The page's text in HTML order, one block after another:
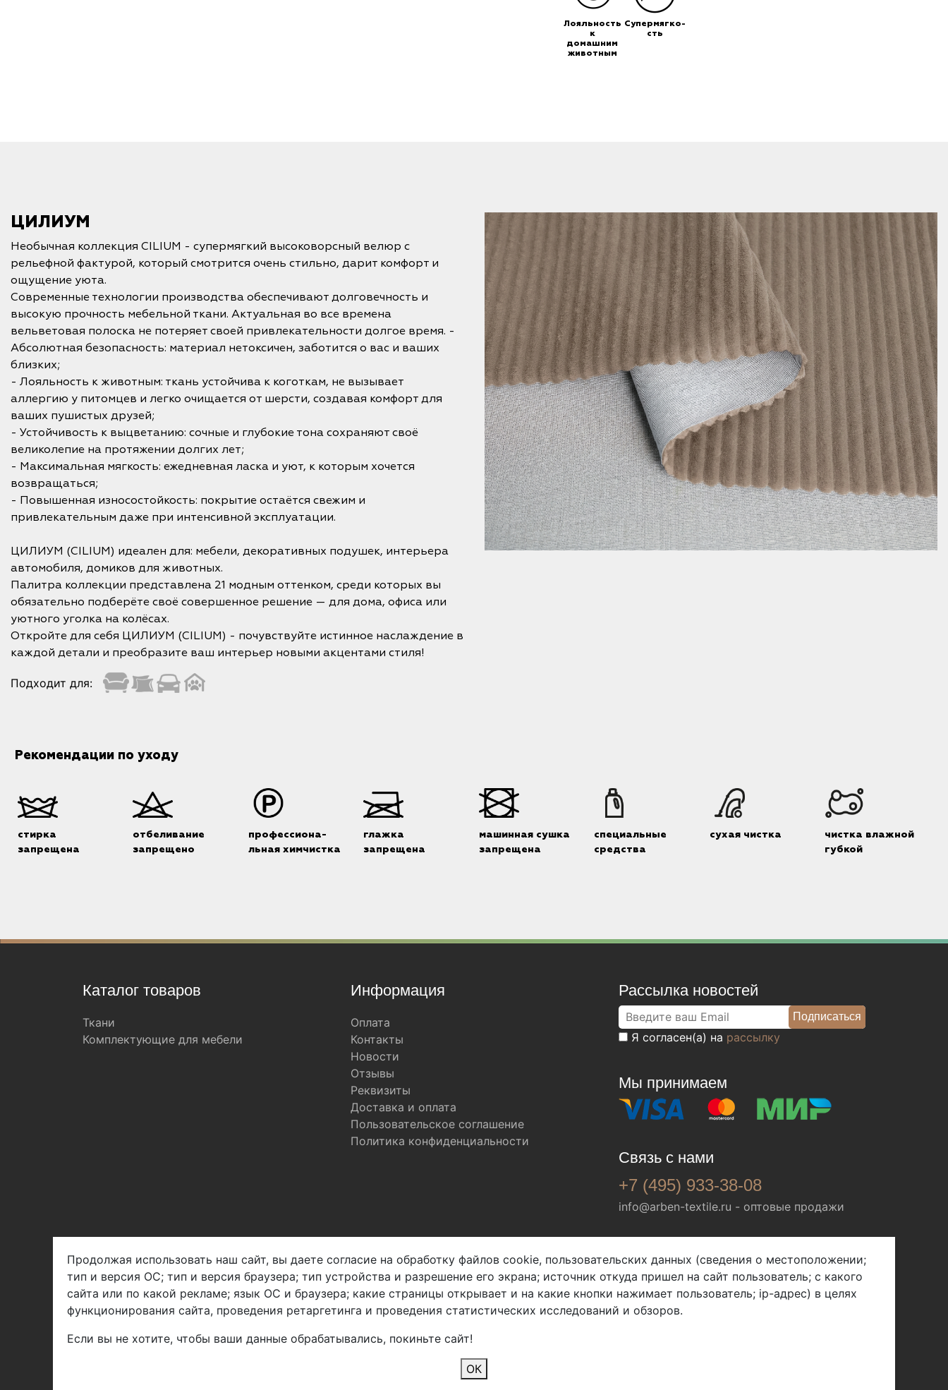
Лояльность
к
домашним
животным
Супермягко-
сть
ЦИЛИУМ
Необычная коллекция CILIUM - супермягкий высоковорсный велюр с
рельефной фактурой, который смотрится очень стильно, дарит комфорт и
ощущение уюта.
Современные технологии производства обеспечивают долговечность и
высокую прочность мебельной ткани. Актуальная во все времена
вельветовая полоска не потеряет своей привлекательности долгое время. -
Абсолютная безопасность: материал нетоксичен, заботится о вас и ваших
близких;
- Лояльность к животным: ткань устойчива к коготкам, не вызывает
аллергию у питомцев и легко очищается от шерсти, создавая комфорт для
ваших пушистых друзей;
- Устойчивость к выцветанию: сочные и глубокие тона сохраняют своё
великолепие на протяжении долгих лет;
- Максимальная мягкость: ежедневная ласка и уют, к которым хочется
возвращаться;
- Повышенная износостойкость: покрытие остаётся свежим и
привлекательным даже при интенсивной эксплуатации.
ЦИЛИУМ (CILIUM) идеален для: мебели, декоративных подушек, интерьера
автомобиля, домиков для животных.
Палитра коллекции представлена 21 модным оттенком, среди которых вы
обязательно подберёте своё совершенное решение — для дома, офиса или
уютного уголка на колёсах.
Откройте для себя ЦИЛИУМ (CILIUM) - почувствуйте истинное наслаждение в
каждой детали и преобразите ваш интерьер новыми акцентами стиля!
Подходит для:
Рекомендации по уходу
стирка
запрещена
отбеливание
запрещено
профессиона-
льная химчистка
глажка
запрещена
машинная сушка
запрещена
специальные
средства
сухая чистка
чистка влажной
губкой
Каталог товаров
Ткани
Комплектующие для мебели
Информация
Оплата
Контакты
Новости
Отзывы
Реквизиты
Доставка и оплата
Пользовательское соглашение
Политика конфиденциальности
Рассылка новостей
Я согласен(а) на рассылку
Мы принимаем
Связь с нами
+7 (495) 933-38-08
info@arben-textile.ru - оптовые продажи
Арбен текстиль г. Щелково, пер.
1-й Советский д.25, владение 2.
Мы в соц. сетях
Продолжая использовать наш сайт, вы даете согласие на обработку файлов cookie, пользовательских данных (сведения о местоположении;
тип и версия ОС; тип и версия браузера; тип устройства и разрешение его экрана; источник откуда пришел на сайт пользователь; с какого
сайта или по какой рекламе; язык ОС и браузера; какие страницы открывает и на какие кнопки нажимает пользователь; ip-адрес) в целях
функционирования сайта, проведения ретаргетинга и проведения статистических исследований и обзоров.
Если вы не хотите, чтобы ваши данные обрабатывались, покиньте сайт!
ОК